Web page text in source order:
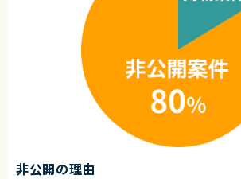
非公開の理由